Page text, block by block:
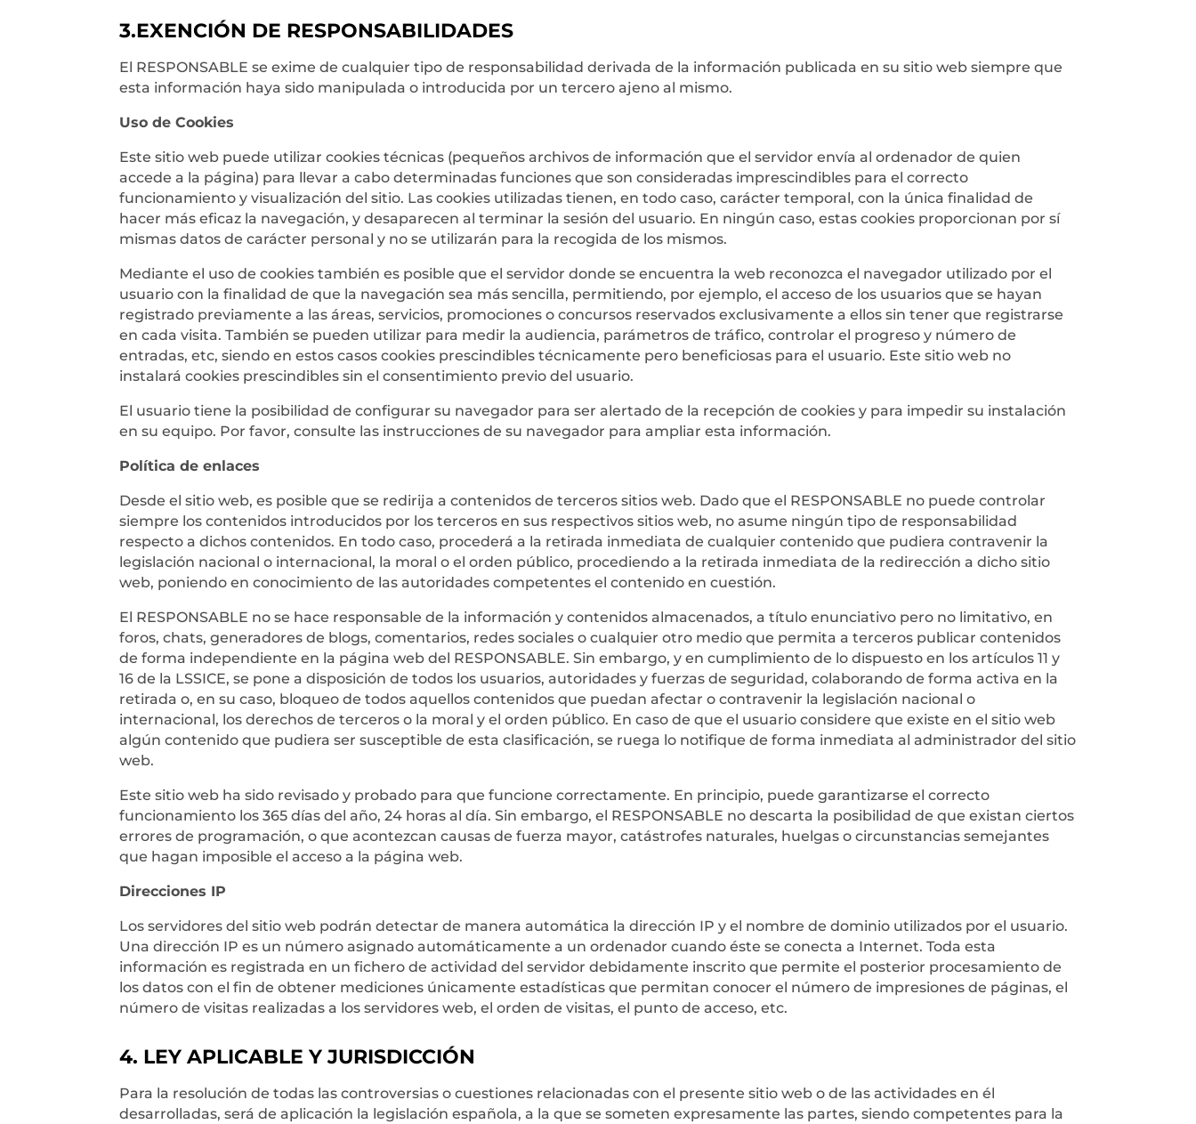
3.EXENCIÓN DE RESPONSABILIDADES
El RESPONSABLE se exime de cualquier tipo de responsabilidad derivada de la información publicada en su sitio web siempre que
esta información haya sido manipulada o introducida por un tercero ajeno al mismo.
Uso de Cookies
Este sitio web puede utilizar cookies técnicas (pequeños archivos de información que el servidor envía al ordenador de quien
accede a la página) para llevar a cabo determinadas funciones que son consideradas imprescindibles para el correcto
funcionamiento y visualización del sitio. Las cookies utilizadas tienen, en todo caso, carácter temporal, con la única finalidad de
hacer más eficaz la navegación, y desaparecen al terminar la sesión del usuario. En ningún caso, estas cookies proporcionan por sí
mismas datos de carácter personal y no se utilizarán para la recogida de los mismos.
Mediante el uso de cookies también es posible que el servidor donde se encuentra la web reconozca el navegador utilizado por el
usuario con la finalidad de que la navegación sea más sencilla, permitiendo, por ejemplo, el acceso de los usuarios que se hayan
registrado previamente a las áreas, servicios, promociones o concursos reservados exclusivamente a ellos sin tener que registrarse
en cada visita. También se pueden utilizar para medir la audiencia, parámetros de tráfico, controlar el progreso y número de
entradas, etc, siendo en estos casos cookies prescindibles técnicamente pero beneficiosas para el usuario. Este sitio web no
instalará cookies prescindibles sin el consentimiento previo del usuario.
El usuario tiene la posibilidad de configurar su navegador para ser alertado de la recepción de cookies y para impedir su instalación
en su equipo. Por favor, consulte las instrucciones de su navegador para ampliar esta información.
Política de enlaces
Desde el sitio web, es posible que se redirija a contenidos de terceros sitios web. Dado que el RESPONSABLE no puede controlar
siempre los contenidos introducidos por los terceros en sus respectivos sitios web, no asume ningún tipo de responsabilidad
respecto a dichos contenidos. En todo caso, procederá a la retirada inmediata de cualquier contenido que pudiera contravenir la
legislación nacional o internacional, la moral o el orden público, procediendo a la retirada inmediata de la redirección a dicho sitio
web, poniendo en conocimiento de las autoridades competentes el contenido en cuestión.
El RESPONSABLE no se hace responsable de la información y contenidos almacenados, a título enunciativo pero no limitativo, en
foros, chats, generadores de blogs, comentarios, redes sociales o cualquier otro medio que permita a terceros publicar contenidos
de forma independiente en la página web del RESPONSABLE. Sin embargo, y en cumplimiento de lo dispuesto en los artículos 11 y
16 de la LSSICE, se pone a disposición de todos los usuarios, autoridades y fuerzas de seguridad, colaborando de forma activa en la
retirada o, en su caso, bloqueo de todos aquellos contenidos que puedan afectar o contravenir la legislación nacional o
internacional, los derechos de terceros o la moral y el orden público. En caso de que el usuario considere que existe en el sitio web
algún contenido que pudiera ser susceptible de esta clasificación, se ruega lo notifique de forma inmediata al administrador del sitio
web.
Este sitio web ha sido revisado y probado para que funcione correctamente. En principio, puede garantizarse el correcto
funcionamiento los 365 días del año, 24 horas al día. Sin embargo, el RESPONSABLE no descarta la posibilidad de que existan ciertos
errores de programación, o que acontezcan causas de fuerza mayor, catástrofes naturales, huelgas o circunstancias semejantes
que hagan imposible el acceso a la página web.
Direcciones IP
Los servidores del sitio web podrán detectar de manera automática la dirección IP y el nombre de dominio utilizados por el usuario.
Una dirección IP es un número asignado automáticamente a un ordenador cuando éste se conecta a Internet. Toda esta
información es registrada en un fichero de actividad del servidor debidamente inscrito que permite el posterior procesamiento de
los datos con el fin de obtener mediciones únicamente estadísticas que permitan conocer el número de impresiones de páginas, el
número de visitas realizadas a los servidores web, el orden de visitas, el punto de acceso, etc.
4. LEY APLICABLE Y JURISDICCIÓN
Para la resolución de todas las controversias o cuestiones relacionadas con el presente sitio web o de las actividades en él
desarrolladas, será de aplicación la legislación española, a la que se someten expresamente las partes, siendo competentes para la